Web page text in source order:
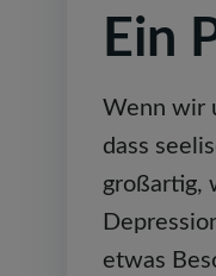
Ein
Wenn wir
dass
großartig,
etwas